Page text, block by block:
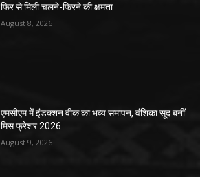
फिर से मिली चलने-फिरने की क्षमता
August 8, 2026
एमसीएम में इंडक्शन वीक का भव्य समापन, वंशिका सूद बनीं
मिस फ्रेशर 2026
August 9, 2026